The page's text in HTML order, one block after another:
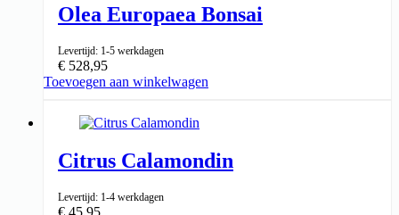
Olea Europaea Bonsai
Levertijd: 1-5 werkdagen
€ 528,95
Toevoegen aan winkelwagen
Citrus Calamondin
Levertijd: 1-4 werkdagen
€ 45,95